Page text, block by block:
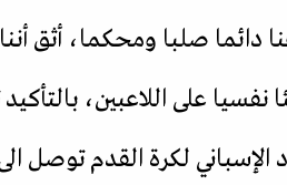
دائما صلبا ومحكما، أثق
نفسيا على اللاعبين،